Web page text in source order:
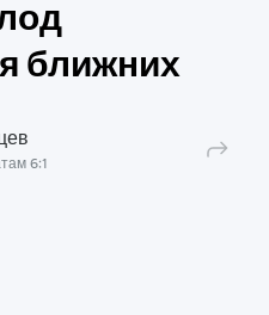
ближних
6:1